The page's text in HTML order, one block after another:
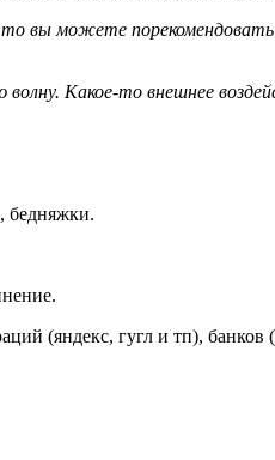
вы можете
Какое-то внешнее
бедняжки.
(яндекс, гугл и тп),